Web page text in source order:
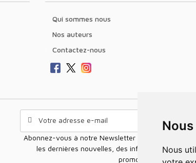
Nous utilisons des cookies et d'autres technologies de suivi pour améliorer
Qui sommes nous
Nos auteurs
Contactez-nous
Abonnez-vous à notre Newsletter pour recevoir nos
les dernières nouvelles, des informations sur
promotions.